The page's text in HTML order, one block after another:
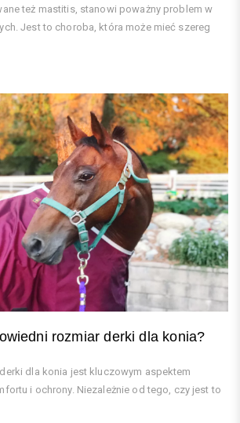
też mastitis, stanowi poważny problem w
Jest to choroba, która może mieć szereg
rozmiar derki dla konia?
dla konia jest kluczowym aspektem
i ochrony. Niezależnie od tego, czy jest to